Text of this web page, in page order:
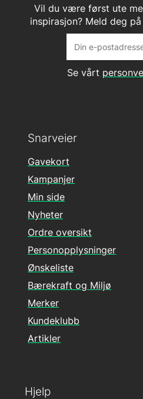
Vil du være først ute
inspirasjon? Meld deg
Se vårt
Hjelp
Snarveier
Gavekort
Kampanjer
Min side
Nyheter
Ordre oversikt
Personopplysninger
Ønskeliste
Bærekraft og Miljø
Merker
Kundeklubb
Artikler